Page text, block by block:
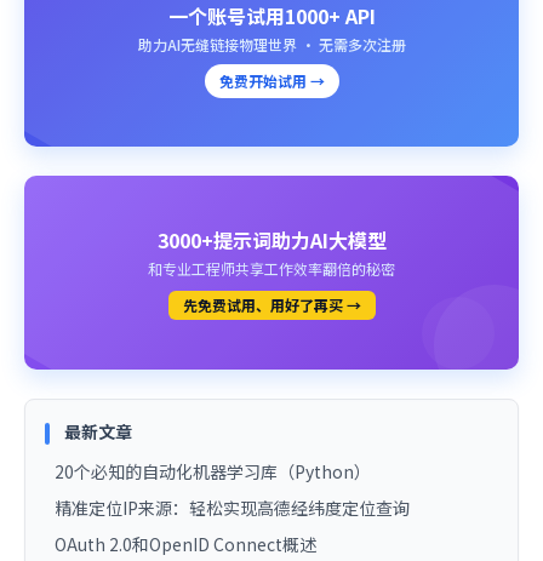
一个账号试用1000+ API
助力AI无缝链接物理世界 · 无需多次注册
免费开始试用 →
3000+提示词助力AI大模型
和专业工程师共享工作效率翻倍的秘密
先免费试用、用好了再买 →
最新文章
20个必知的自动化机器学习库（Python）
精准定位IP来源：轻松实现高德经纬度定位查询
OAuth 2.0和OpenID Connect概述